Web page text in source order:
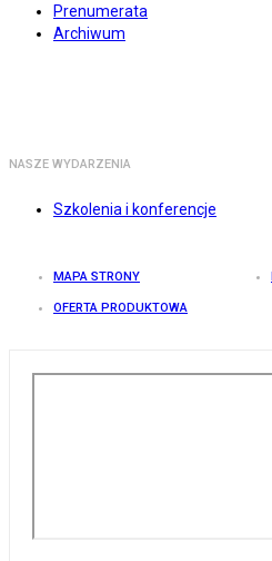
Prenumerata
Archiwum
NASZE WYDARZENIA
Szkolenia i konferencje
MAPA STRONY
OFERTA PRODUKTOWA